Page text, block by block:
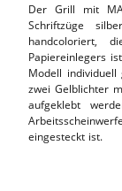
Der Grill mit
Schriftzüge
handcoloriert,
Papiereinlegers
Modell
zwei Gelblichter
aufgeklebt
eingesteckt ist.